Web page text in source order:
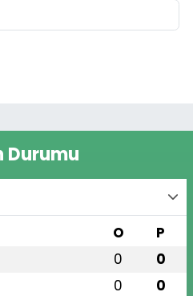
Durumu
O P
0 0
0 0